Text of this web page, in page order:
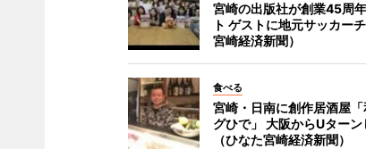
宮崎の出版社が創業45周
ト ゲストに地元サッカー
宮崎経済新聞）
食べる
宮崎・日南に創作居酒屋
グひで」 大阪からUター
（ひなた宮崎経済新聞）